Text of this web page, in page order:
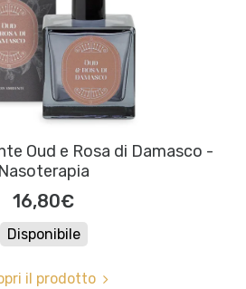
Oud e Rosa di Damasco -
Nasoterapia
16,80€
Disponibile
il prodotto